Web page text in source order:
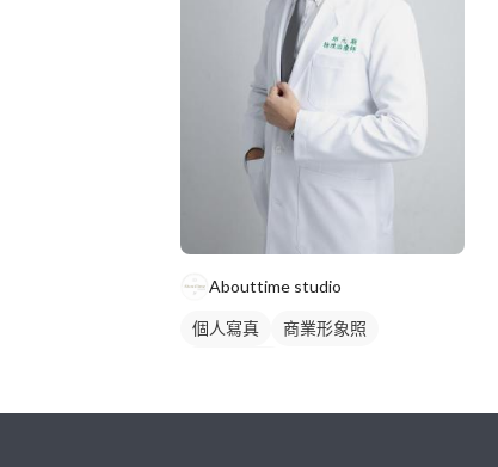
Abouttime studio
個人寫真
商業形象照